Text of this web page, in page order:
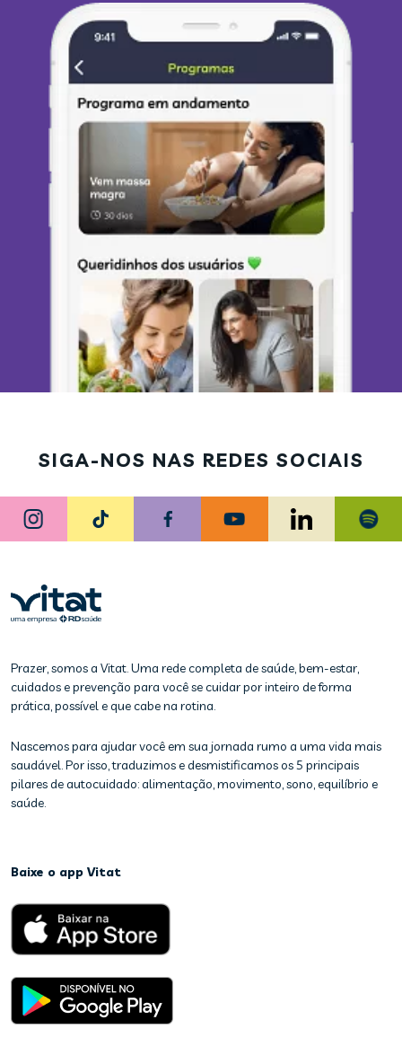
SIGA-NOS NAS REDES SOCIAIS
Prazer, somos a Vitat. Uma rede completa de saúde, bem-estar,
cuidados e prevenção para você se cuidar por inteiro de forma
prática, possível e que cabe na rotina.
Nascemos para ajudar você em sua jornada rumo a uma vida mais
saudável. Por isso, traduzimos e desmistificamos os 5 principais
pilares de autocuidado: alimentação, movimento, sono, equilíbrio e
saúde.
Baixe o app Vitat